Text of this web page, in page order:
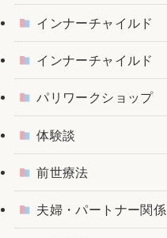
インナーチャイルド
インナーチャイルド
パリワークショップ
体験談
前世療法
夫婦・パートナー関係